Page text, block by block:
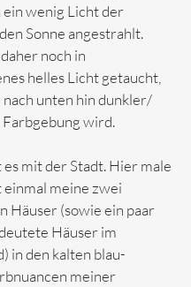
ein wenig Licht der
Sonne angestrahlt.
noch in
helles Licht getaucht,
unten hin dunkler/
wird.
mit der Stadt. Hier male
einmal meine zwei
Häuser (sowie ein paar
Häuser im
in den kalten blau-
meiner